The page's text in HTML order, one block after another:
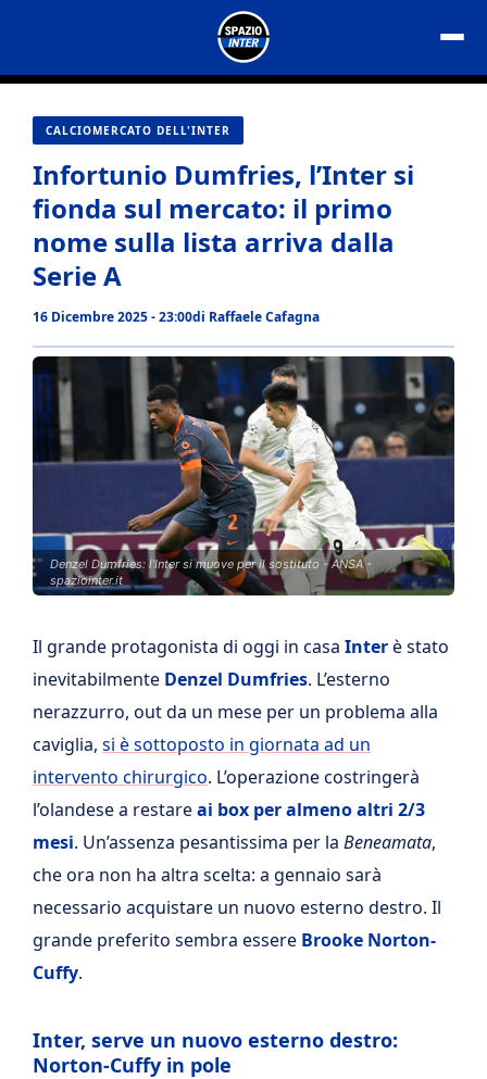
contenuto
CALCIOMERCATO DELL'INTER
Infortunio Dumfries, l’Inter si
fionda sul mercato: il primo
nome sulla lista arriva dalla
Serie A
16 Dicembre 2025 - 23:00di Raffaele Cafagna
Denzel Dumfries: l'Inter si muove per il sostituto - ANSA -
spaziointer.it
Il grande protagonista di oggi in casa Interè stato
inevitabilmente Denzel Dumfries. L’esterno
nerazzurro, out da un mese per un problema alla
caviglia, si è sottoposto in giornata ad un
intervento chirurgico. L’operazione costringerà
l’olandese a restareai box per almeno altri 2/3
mesi. Un’assenza pesantissima per la Beneamata,
che ora non ha altra scelta: a gennaio sarà
necessario acquistare un nuovo esterno destro. Il
grande preferito sembra essere Brooke Norton-
Cuffy.
Inter, serve un nuovo esterno destro:
Norton-Cuffy in pole